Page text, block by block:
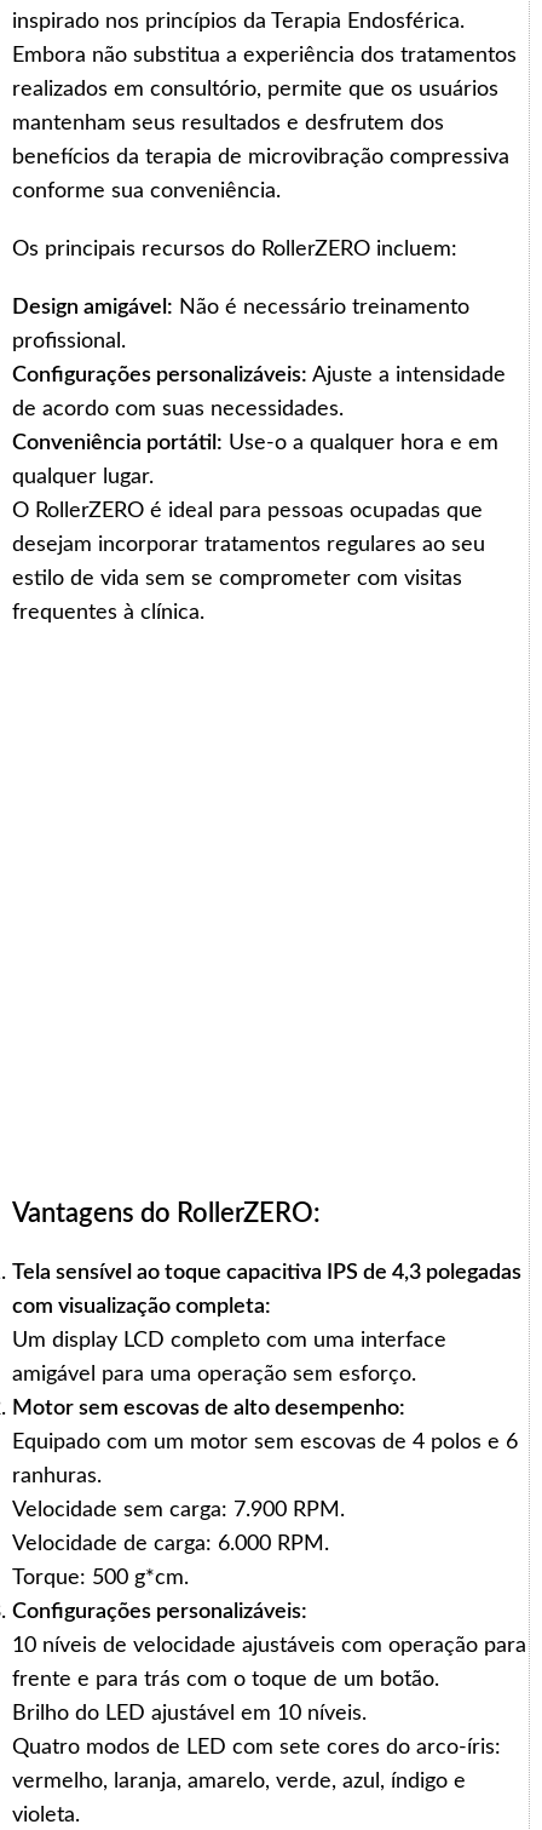
inspirado nos princípios da Terapia Endosférica.
Embora não substitua a experiência dos tratamentos
realizados em consultório, permite que os usuários
mantenham seus resultados e desfrutem dos
benefícios da terapia de microvibração compressiva
conforme sua conveniência.
Os principais recursos do RollerZERO incluem:
Design amigável: Não é necessário treinamento
profissional.
Configurações personalizáveis: Ajuste a intensidade
de acordo com suas necessidades.
Conveniência portátil: Use-o a qualquer hora e em
qualquer lugar.
O RollerZERO é ideal para pessoas ocupadas que
desejam incorporar tratamentos regulares ao seu
estilo de vida sem se comprometer com visitas
frequentes à clínica.
Vantagens do RollerZERO:
Tela sensível ao toque capacitiva IPS de 4,3 polegadas
com visualização completa:
Um display LCD completo com uma interface
amigável para uma operação sem esforço.
Motor sem escovas de alto desempenho:
Equipado com um motor sem escovas de 4 polos e 6
ranhuras.
Velocidade sem carga: 7.900 RPM.
Velocidade de carga: 6.000 RPM.
Torque: 500 g*cm.
Configurações personalizáveis:
10 níveis de velocidade ajustáveis com operação para
frente e para trás com o toque de um botão.
Brilho do LED ajustável em 10 níveis.
Quatro modos de LED com sete cores do arco-íris:
vermelho, laranja, amarelo, verde, azul, índigo e
violeta.